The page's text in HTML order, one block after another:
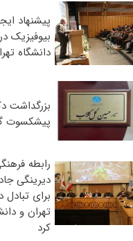
پیشنهاد
بیوفیزیک
دانشگاه
بزرگداشت
پیشکسوت
رابطه
دیرینگی
برای
تهران و
کرد